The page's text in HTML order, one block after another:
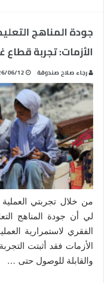
جودة المناهج
الأزمات: تجربة قطاع
رجاء صلاح صندوقة 06/12
من خلال تجربتي
لي أن جودة المناهج
الفقري لاستمرارية
الأزمات فقد أثبتت
والقابلة للوصول حتى …